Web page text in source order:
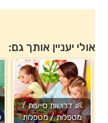
אולי יעניין אותך גם:
👶 דרושות סייעות /
מטפלות / מטפלות